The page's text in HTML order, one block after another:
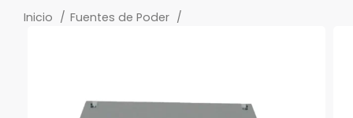
Inicio Fuentes de Poder